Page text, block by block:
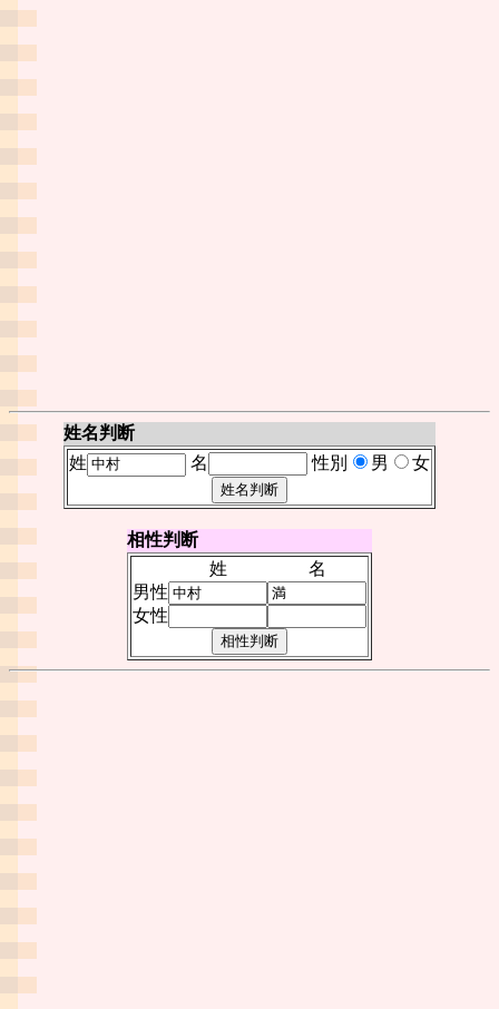
姓名判断
姓
名 性別 男 女
相性判断
姓
名
男性
女性